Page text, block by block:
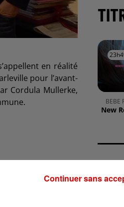
en réalité
pour l’avant-
Cordula Mullerke,
BEBE
New
Continuer sans